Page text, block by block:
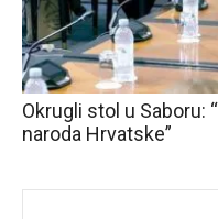
Okrugli stol u Saboru:
naroda Hrvatske”